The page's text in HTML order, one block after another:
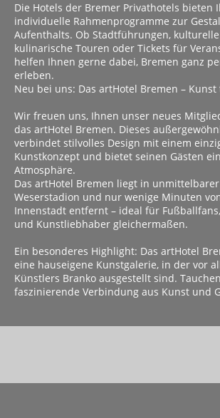
Die Hotels der Bremer Privathotels bieten
individuelle Rahmenprogramme zur
Aufenthalts. Ob Stadtführungen,
kulinarische Touren oder Tickets für
helfen Ihnen gerne dabei, Bremen ganz
erleben.
Neu bei uns: Das artHotel Bremen –
Wir freuen uns, Ihnen unser neues
das artHotel Bremen. Dieses
verbindet stilvolles Design mit einem
Kunstkonzept und bietet seinen Gästen
Atmosphäre.
Das artHotel Bremen liegt in
Weserstadion und nur wenige Minuten
Innenstadt entfernt – ideal für
und Kunstliebhaber gleichermaßen.
Ein besonderes Highlight: Das artHotel
eine hauseigene Kunstgalerie, in der vor
Künstlers Branko ausgestellt sind.
faszinierende Verbindung aus Kunst und